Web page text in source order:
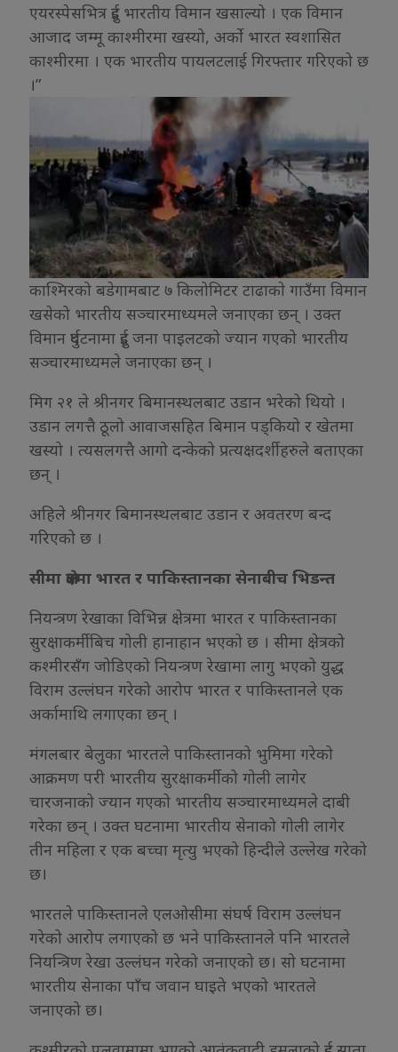
एयरस्पेसभित्र दुई भारतीय विमान खसाल्यो । एक विमान
आजाद जम्मू काश्मीरमा खस्यो, अर्को भारत स्वशासित
काश्मीरमा । एक भारतीय पायलटलाई गिरफ्तार गरिएको छ
।”
काश्मिरको बडेगामबाट ७ किलोमिटर टाढाकाे गाउँमा विमान
खसेको भारतीय सञ्चारमाध्यमले जनाएका छन् । उक्त
विमान दुर्घटनामा दुई जना पाइलटको ज्यान गएको भारतीय
सञ्चारमाध्यमले जनाएका छन् ।
मिग २१ ले श्रीनगर बिमानस्थलबाट उडान भरेको थियो ।
उडान लगत्तै ठूलो आवाजसहित बिमान पड्कियो र खेतमा
खस्यो । त्यसलगत्तै आगो दन्केको प्रत्यक्षदर्शीहरुले बताएका
छन् ।
अहिले श्रीनगर बिमानस्थलबाट उडान र अवतरण बन्द
गरिएको छ ।
सीमा क्षेत्रमा भारत र पाकिस्तानका सेनाबीच भिडन्त
नियन्त्रण रेखाका विभिन्न क्षेत्रमा भारत र पाकिस्तानका
सुरक्षाकर्मीबिच गोली हानाहान भएको छ । सीमा क्षेत्रको
कश्मीरसँग जोडिएको नियन्त्रण रेखामा लागु भएको युद्ध
विराम उल्लंघन गरेको आरोप भारत र पाकिस्तानले एक
अर्कामाथि लगाएका छन् ।
मंगलबार बेलुका भारतले पाकिस्तानको भुमिमा गरेको
आक्रमण परी भारतीय सुरक्षाकर्मीको गोली लागेर
चारजनाको ज्यान गएको भारतीय सञ्चारमाध्यमले दाबी
गरेका छन् । उक्त घटनामा भारतीय सेनाको गोली लागेर
तीन महिला र एक बच्चा मृत्यु भएको हिन्दीले उल्लेख गरेको
छ।
भारतले पाकिस्तानले एलओसीमा संघर्ष विराम उल्लंघन
गरेको आरोप लगाएको छ भने पाकिस्तानले पनि भारतले
नियन्त्रिण रेखा उल्लंघन गरेको जनाएको छ। सो घटनामा
भारतीय सेनाका पाँच जवान घाइते भएको भारतले
जनाएको छ।